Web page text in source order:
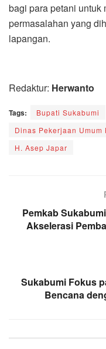
bagi para petani untuk
permasalahan yang
lapangan.
Redaktur: Herwanto
Tags:
Bupati Sukabumi
Dinas Pekerjaan Umum
H. Asep Japar
Pemkab
Akselerasi
Sukabumi Fokus
Bencana